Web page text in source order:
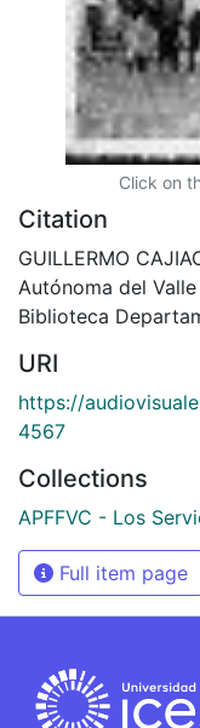
Click on
Citation
GUILLERMO
Autónoma del
Biblioteca
URI
https://
4567
Collections
APFFVC - Los
Full item page